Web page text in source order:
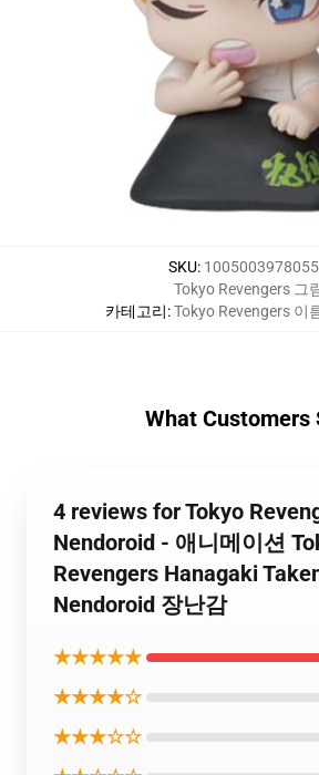
SKU:
카테고리:
Tokyo Revengers 그
Tokyo Revengers 이
What Customers
4 reviews for Tokyo
Nendoroid - 애니메이션
Revengers Hanagaki
Nendoroid 장난감
★★★★★
★★★★☆
★★★☆☆